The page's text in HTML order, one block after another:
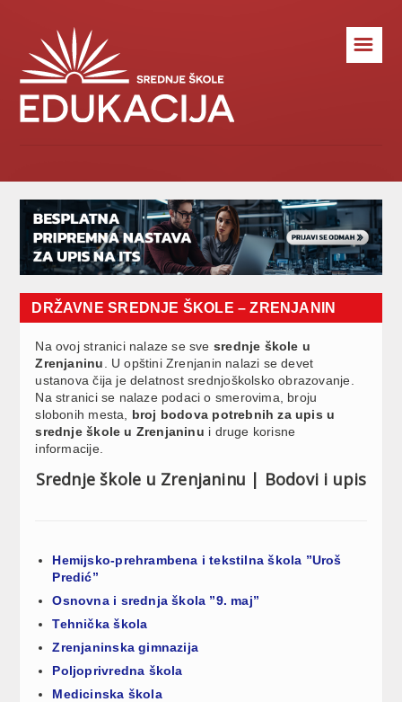
☰
DRŽAVNE SREDNJE ŠKOLE – ZRENJANIN
Na ovoj stranici nalaze se sve srednje škole u
Zrenjaninu . U opštini Zrenjanin nalazi se devet
ustanova čija je delatnost srednjoškolsko obrazovanje.
Na stranici se nalaze podaci o smerovima, broju
slobonih mesta, broj bodova potrebnih za upis u
srednje škole u Zrenjaninu i druge korisne
informacije.
Srednje škole u Zrenjaninu | Bodovi i upis
Hemijsko-prehrambena i tekstilna škola ”Uroš
Predić”
Osnovna i srednja škola ”9. maj”
Tehnička škola
Zrenjaninska gimnazija
Poljoprivredna škola
Medicinska škola